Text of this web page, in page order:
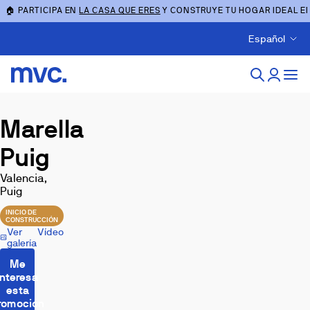
🏠 PARTICIPA ENLA CASA QUE ERES Y CONSTRUYE TU HOGAR IDEAL
Español
Marella
Puig
Valencia,
Puig
INICIO DE
CONSTRUCCIÓN
Ver
galería
Vídeo
Me
esta